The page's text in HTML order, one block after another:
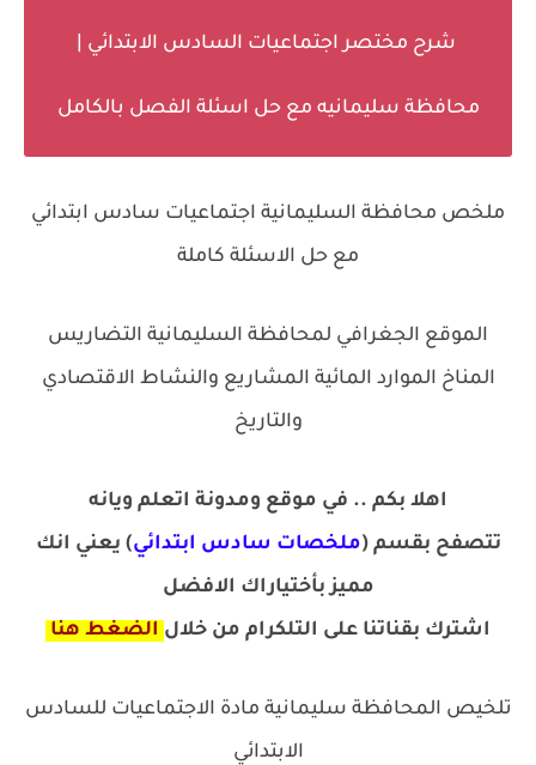
شرح مختصر اجتماعيات السادس الابتدائي |
محافظة سليمانيه مع حل اسئلة الفصل بالكامل
ملخص محافظة السليمانية اجتماعيات سادس ابتدائي
مع حل الاسئلة كاملة
الموقع الجغرافي لمحافظة السليمانية التضاريس
المناخ الموارد المائية المشاريع والنشاط الاقتصادي
والتاريخ
اهلا بكم .. في موقع ومدونة اتعلم ويانه
تتصفح بقسم (ملخصات سادس ابتدائي) يعني انك
مميز بأختياراك الافضل
اشترك بقناتنا على التلكرام من خلال الضغط هنا
تلخيص المحافظة سليمانية مادة الاجتماعيات للسادس
الابتدائي